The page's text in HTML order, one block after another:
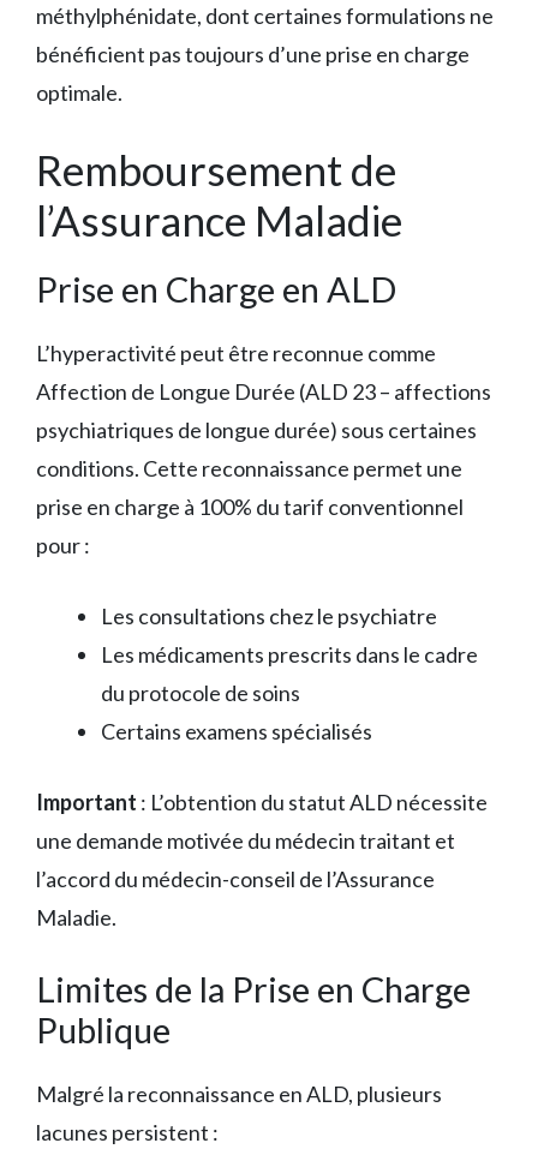
méthylphénidate, dont certaines formulations ne
bénéficient pas toujours d’une prise en charge
optimale.
Remboursement de
l’Assurance Maladie
Prise en Charge en ALD
L’hyperactivité peut être reconnue comme
Affection de Longue Durée (ALD 23 – affections
psychiatriques de longue durée) sous certaines
conditions. Cette reconnaissance permet une
prise en charge à 100% du tarif conventionnel
pour :
Les consultations chez le psychiatre
Les médicaments prescrits dans le cadre
du protocole de soins
Certains examens spécialisés
Important : L’obtention du statut ALD nécessite
une demande motivée du médecin traitant et
l’accord du médecin-conseil de l’Assurance
Maladie.
Limites de la Prise en Charge
Publique
Malgré la reconnaissance en ALD, plusieurs
lacunes persistent :